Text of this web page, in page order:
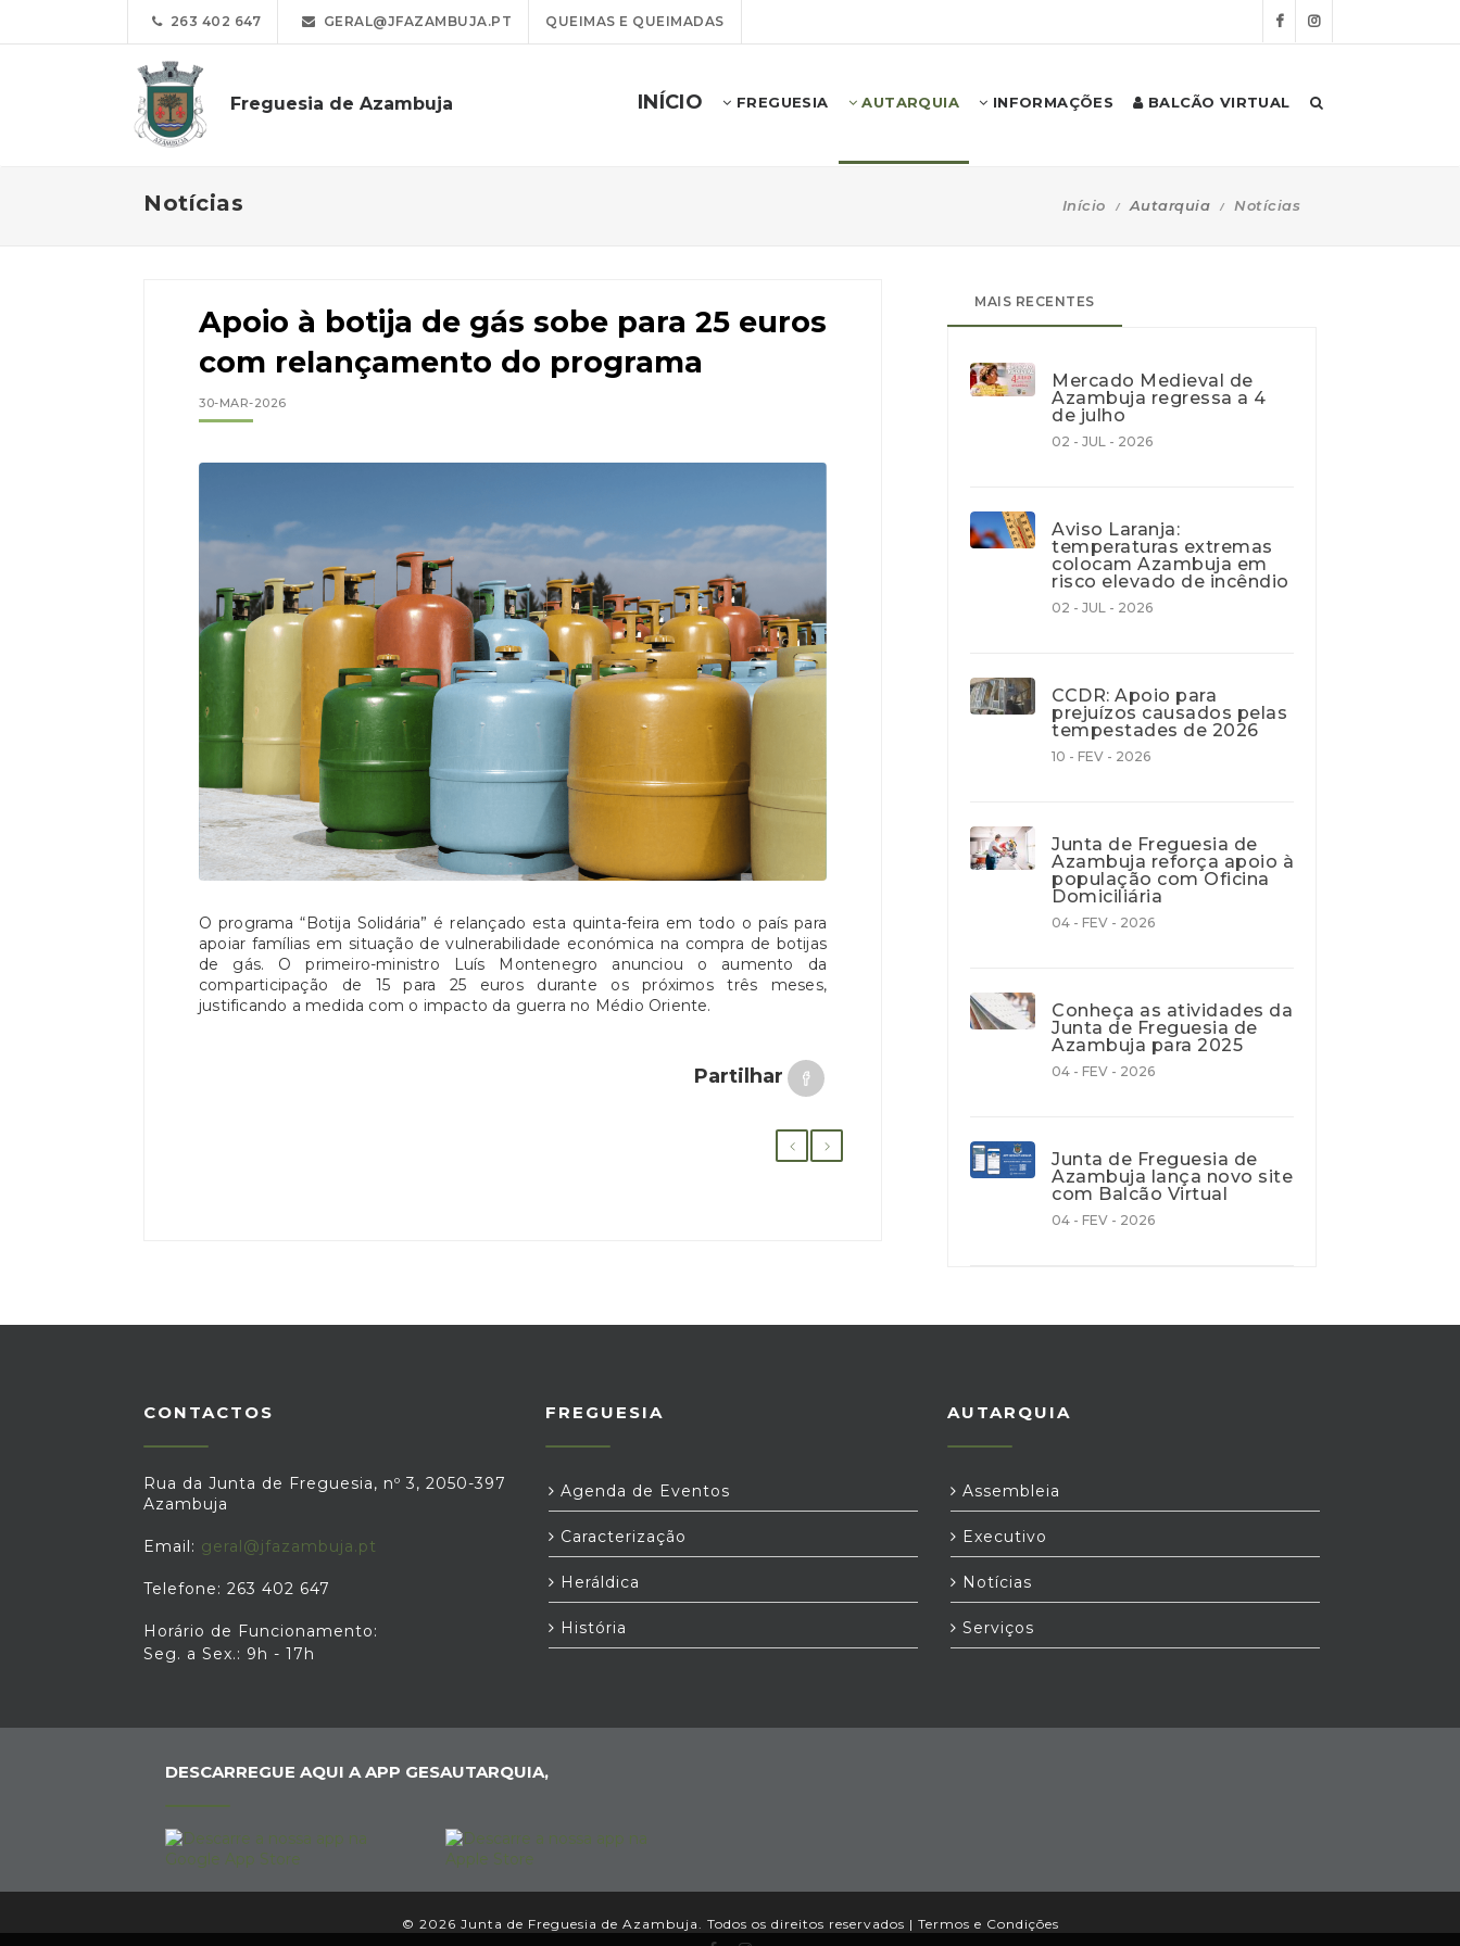
263 402 647 GERAL@JFAZAMBUJA.PT QUEIMAS E QUEIMADAS
Freguesia de Azambuja INÍCIO FREGUESIA AUTARQUIA INFORMAÇÕES BALCÃO VIRTUAL
Notícias Início Autarquia Notícias
Apoio à botija de gás sobe para 25 euros
com relançamento do programa
30-MAR-2026
O programa “Botija Solidária” é relançado esta quinta-feira em todo o país para
apoiar famílias em situação de vulnerabilidade económica na compra de botijas
de gás. O primeiro-ministro Luís Montenegro anunciou o aumento da
comparticipação de 15 para 25 euros durante os próximos três meses,
justificando a medida com o impacto da guerra no Médio Oriente.
Partilhar
MAIS RECENTES
Mercado Medieval de
Azambuja regressa a 4
de julho
02 - JUL - 2026
Aviso Laranja:
temperaturas extremas
colocam Azambuja em
risco elevado de incêndio
02 - JUL - 2026
CCDR: Apoio para
prejuízos causados pelas
tempestades de 2026
10 - FEV - 2026
Junta de Freguesia de
Azambuja reforça apoio à
população com Oficina
Domiciliária
04 - FEV - 2026
Conheça as atividades da
Junta de Freguesia de
Azambuja para 2025
04 - FEV - 2026
Junta de Freguesia de
Azambuja lança novo site
com Balcão Virtual
04 - FEV - 2026
CONTACTOS
Rua da Junta de Freguesia, nº 3, 2050-397
Azambuja
Email: geral@jfazambuja.pt
Telefone: 263 402 647
Horário de Funcionamento:
Seg. a Sex.: 9h - 17h
FREGUESIA
Agenda de Eventos
Caracterização
Heráldica
História
AUTARQUIA
Assembleia
Executivo
Notícias
Serviços
DESCARREGUE AQUI A APP GESAUTARQUIA,
© 2026 Junta de Freguesia de Azambuja. Todos os direitos reservados | Termos e Condições